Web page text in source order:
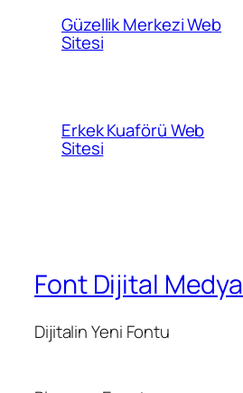
Güzellik Merkezi Web
Sitesi
Erkek Kuaförü Web
Sitesi
Font Dijital Medya
Dijitalin Yeni Fontu